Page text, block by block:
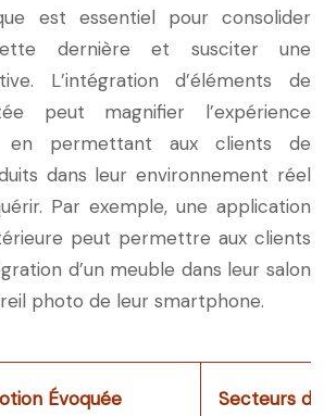
est essentiel pour consolider
dernière et susciter une
L’intégration d’éléments de
peut magnifier l’expérience
en permettant aux clients de
dans leur environnement réel
Par exemple, une application
peut permettre aux clients
d’un meuble dans leur salon
photo de leur smartphone.
Évoquée Secteurs